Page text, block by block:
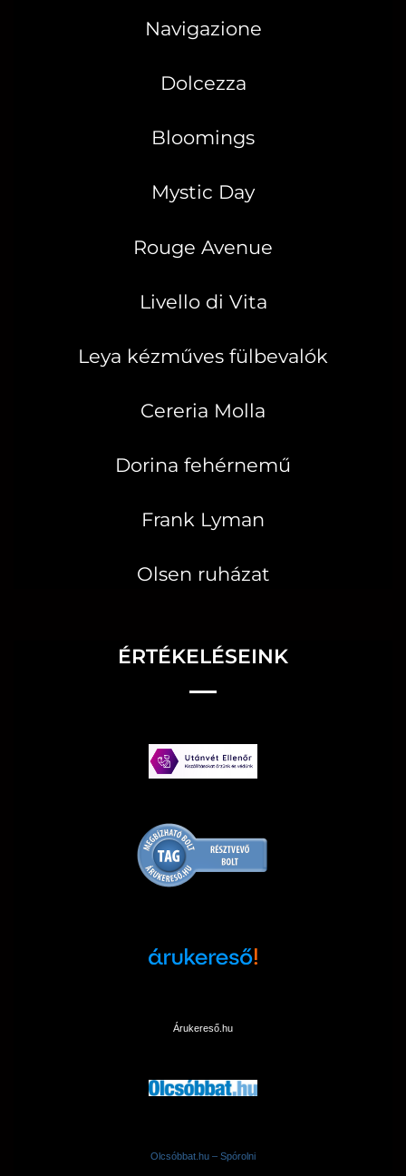
Navigazione
Dolcezza
Bloomings
Mystic Day
Rouge Avenue
Livello di Vita
Leya kézműves fülbevalók
Cereria Molla
Dorina fehérnemű
Frank Lyman
Olsen ruházat
ÉRTÉKELÉSEINK
Árukereső.hu
Olcsóbbat.hu – Spórolni